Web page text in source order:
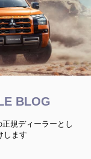
BLOG
規ディーラーとし
します